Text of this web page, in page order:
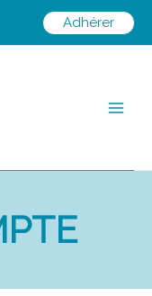
Adhérer